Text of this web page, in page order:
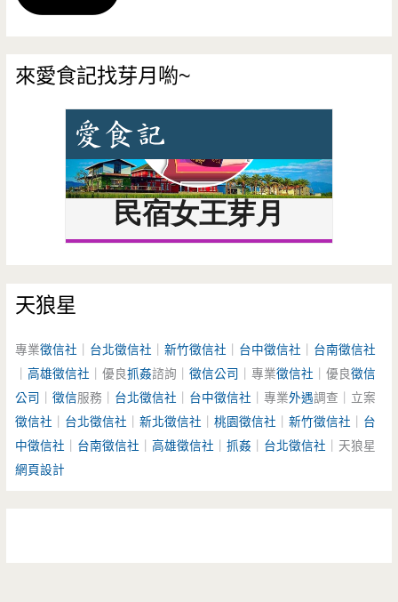
來愛食記找芽月喲~
天狼星
專業徵信社 台北徵信社 ｜新竹徵信社 台中徵信社
台南徵信社
｜高雄徵信社 ｜優良抓姦諮詢｜徵信公司 ｜專業徵信社 ｜優良徵信
公司 ｜徵信服務｜ 台北徵信社 台中徵信社 ｜專業外遇調查｜立案
徵信社
台北徵信社 ｜新北徵信社 ｜桃園徵信社 ｜新竹徵信社
台
中徵信社
台南徵信社 ｜高雄徵信社 ｜抓姦 台北徵信社 ｜天狼星
網頁設計